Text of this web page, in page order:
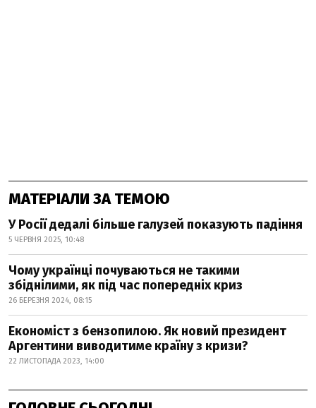
МАТЕРІАЛИ ЗА ТЕМОЮ
У Росії дедалі більше галузей показують падіння
5 ЧЕРВНЯ 2025, 10:48
Чому українці почуваються не такими
збіднілими, як під час попередніх криз
26 БЕРЕЗНЯ 2024, 08:15
Економіст з бензопилою. Як новий президент
Аргентини виводитиме країну з кризи?
22 ЛИСТОПАДА 2023, 14:00